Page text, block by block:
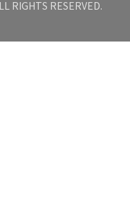
RIGHTS RESERVED.